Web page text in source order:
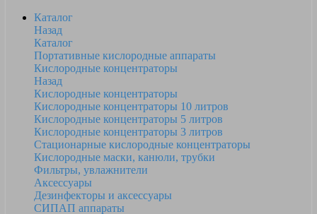
Каталог
Назад
Каталог
Портативные кислородные аппараты
Кислородные концентраторы
Назад
Кислородные концентраторы
Кислородные концентраторы 10 литров
Кислородные концентраторы 5 литров
Кислородные концентраторы 3 литров
Стационарные кислородные концентраторы
Кислородные маски, канюли, трубки
Фильтры, увлажнители
Аксессуары
Дезинфекторы и аксессуары
СИПАП аппараты